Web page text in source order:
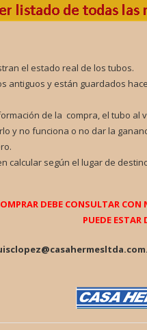
el estado real de los tubos.
antiguos y están guardados
de la compra, el tubo
y no funciona o no dar la
calcular según el lugar de
DEBE CONSULTAR
PUEDE